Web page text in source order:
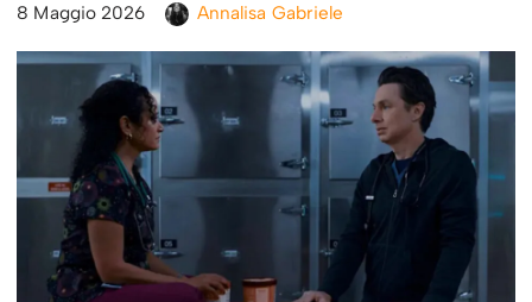
8 Maggio 2026 Annalisa Gabriele